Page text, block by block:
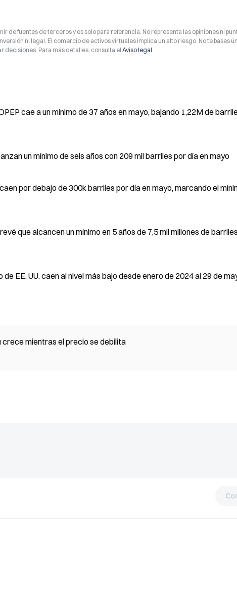
de fuentes de terceros y es solo para referencia. No representa las opiniones ni
ni legal. El comercio de activos virtuales implica un alto riesgo. No te bases
decisiones. Para más detalles, consulta el Aviso legal.
cae a un mínimo de 37 años en mayo, bajando 1,22M de
un mínimo de seis años con 209 mil barriles por día en mayo
por debajo de 300k barriles por día en mayo, marcando el
que alcancen un mínimo en 5 años de 7,5 mil millones de
EE. UU. caen al nivel más bajo desde enero de 2024 al 29 de
mientras el precio se debilita